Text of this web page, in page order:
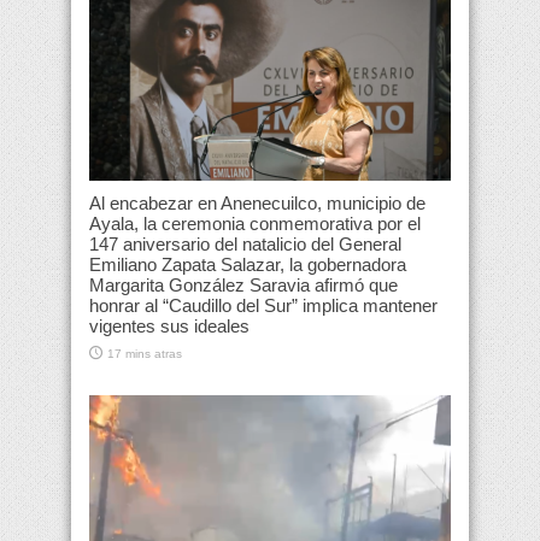
Al encabezar en Anenecuilco, municipio de
Ayala, la ceremonia conmemorativa por el
147 aniversario del natalicio del General
Emiliano Zapata Salazar, la gobernadora
Margarita González Saravia afirmó que
honrar al “Caudillo del Sur” implica mantener
vigentes sus ideales
17 mins atras